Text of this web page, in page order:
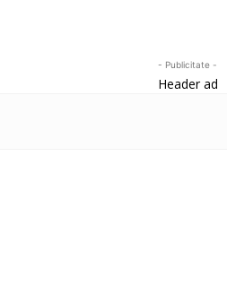
- Publicitate -
Header ad